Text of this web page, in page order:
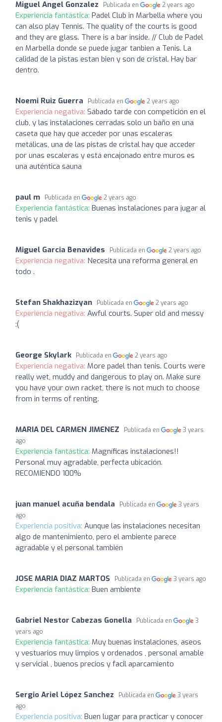
Miguel Angel Gonzalez Publicada en 2 years ago
Experiencia fantástica: Padel Club in Marbella where you
can also play Tennis. The quality of the courts is good
and they are glass. There is a bar inside. // Club de Padel
en Marbella donde se puede jugar tanbien a Tenis. La
calidad de la pistas estan bien y son de cristal. Hay bar
dentro.
Noemi Ruiz Guerra Publicada en 2 years ago
Experiencia negativa: Sábado tarde con competición en el
club, y las instalaciones cerradas solo un baño en una
caseta que hay que acceder por unas escaleras
metálicas, una de las pistas de cristal hay que acceder
por unas escaleras y está encajonado entre muros es
una auténtica sauna
paul m Publicada en 2 years ago
Experiencia fantástica: Buenas instalaciones para jugar al
tenis y padel
Miguel Garcia Benavides Publicada en 2 years ago
Experiencia negativa: Necesita una reforma general en
todo .
Stefan Shakhazizyan Publicada en 2 years ago
Experiencia negativa: Awful courts. Super old and messy
:(
George Skylark Publicada en 2 years ago
Experiencia negativa: More padel than tenis. Courts were
really wet, muddy and dangerous to play on. Make sure
you have your own racket, there is not much to choose
from in terms of renting.
MARIA DEL CARMEN JIMENEZ Publicada en
3 years
ago
Experiencia fantástica: Magníficas instalaciones!!
Personal muy agradable, perfecta ubicación.
RECOMIENDO 100%
juan manuel acuña bendala Publicada en
3 years
ago
Experiencia positiva: Aunque las instalaciones necesitan
algo de mantenimiento, pero el ambiente parece
agradable y el personal también
JOSE MARIA DIAZ MARTOS Publicada en 3 years ago
Experiencia fantástica: Buen ambiente
Gabriel Nestor Cabezas Gonella Publicada en
3
years ago
Experiencia fantástica: Muy buenas instalaciones, aseos
y vestuarios muy limpios y ordenados , personal amable
y servicial , buenos precios y facil aparcamiento
Sergio Ariel López Sanchez Publicada en
3 years
ago
Experiencia positiva: Buen lugar para practicar y conocer